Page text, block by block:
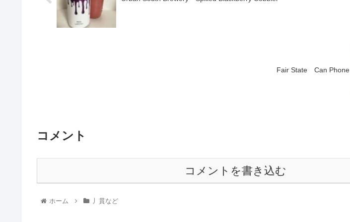
Fair State Can Phone
コメント
コメントを書き込む
ホーム 丿貫など